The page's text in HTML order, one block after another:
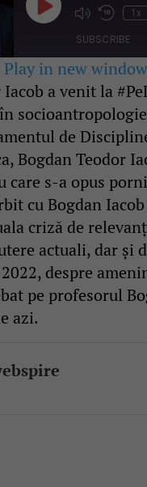
Play
Episode
Mute/Unmute
Rewind
1x
SUBSCRIBE
Play in new window
Iacob a venit la
de
Bogdan Teodor
care s-a opus
cu Bogdan
criză de
actuali, dar și
despre
pe profesorul
azi.